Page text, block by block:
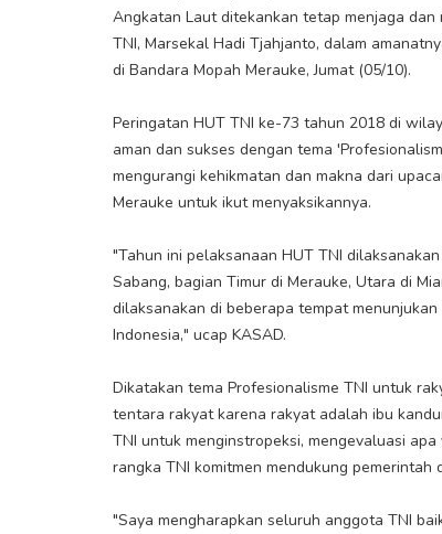
Angkatan Laut ditekankan tetap menjaga dan
TNI, Marsekal Hadi Tjahjanto, dalam
di Bandara Mopah Merauke, Jumat (05/10).
Peringatan HUT TNI ke-73 tahun 2018 di
aman dan sukses dengan tema
mengurangi kehikmatan dan makna dari
Merauke untuk ikut menyaksikannya.
"Tahun ini pelaksanaan HUT TNI
Sabang, bagian Timur di Merauke, Utara di
dilaksanakan di beberapa tempat
Indonesia," ucap KASAD.
Dikatakan tema Profesionalisme TNI untuk
tentara rakyat karena rakyat adalah ibu
TNI untuk menginstropeksi, mengevaluasi
rangka TNI komitmen mendukung
"Saya mengharapkan seluruh anggota TNI